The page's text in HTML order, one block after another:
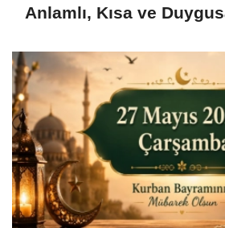
Anlamlı, Kısa ve